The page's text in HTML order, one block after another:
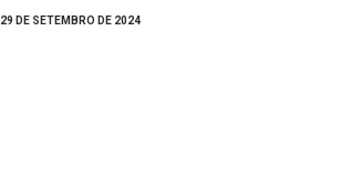
29 DE SETEMBRO DE 2024